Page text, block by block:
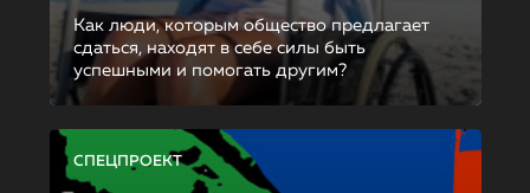
Как люди, которым общество предлагает
сдаться, находят в себе силы быть
успешными и помогать другим?
СПЕЦПРОЕКТ